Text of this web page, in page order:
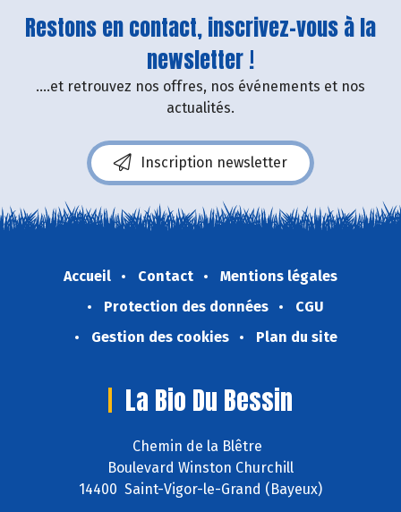
Restons en contact, inscrivez-vous à la
newsletter !
....et retrouvez nos offres, nos événements et nos
actualités.
Inscription newsletter
Accueil Contact
Mentions légales
Protection des données
CGU
Gestion des cookies
Plan du site
La Bio Du Bessin
Chemin de la Blêtre
Boulevard Winston Churchill
14400 Saint-Vigor-le-Grand (Bayeux)